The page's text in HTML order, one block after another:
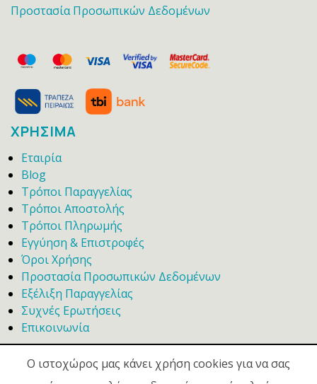
Προστασία Προσωπικών Δεδομένων
ΧΡΗΣΙΜΑ
Εταιρία
Blog
Τρόποι Παραγγελίας
Τρόποι Αποστολής
Τρόποι Πληρωμής
Εγγύηση & Επιστροφές
Όροι Χρήσης
Προστασία Προσωπικών Δεδομένων
Εξέλιξη Παραγγελίας
Συχνές Ερωτήσεις
Επικοινωνία
Ο ιστοχώρος μας κάνει χρήση cookies για να σας